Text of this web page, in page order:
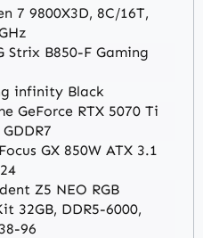
7 9800X3D, 8C/16T,
Strix B850-F Gaming
infinity Black
GeForce RTX 5070 Ti
GX 850W ATX 3.1
Z5 NEO RGB
32GB, DDR5-6000,
96